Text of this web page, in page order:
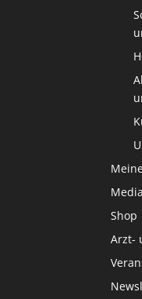
Shop
Arzt-